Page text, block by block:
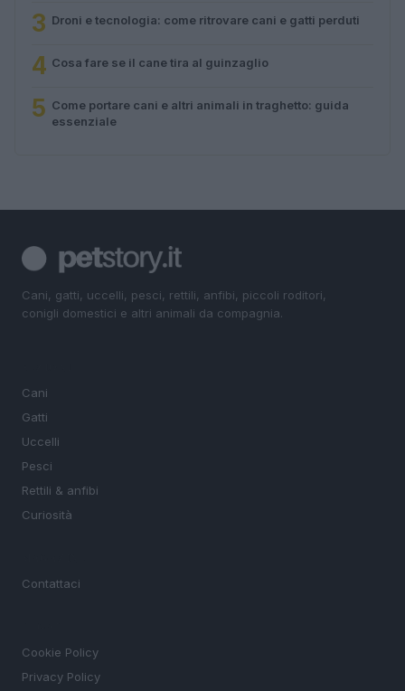
3 Droni e tecnologia: come ritrovare cani e gatti perduti
4 Cosa fare se il cane tira al guinzaglio
5 Come portare cani e altri animali in traghetto: guida
essenziale
Cani, gatti, uccelli, pesci, rettili, anfibi, piccoli roditori,
conigli domestici e altri animali da compagnia.
Cani
Gatti
Uccelli
Pesci
Rettili & anfibi
Curiosità
Contattaci
Cookie Policy
Privacy Policy